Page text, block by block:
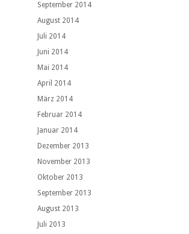
September 2014
August 2014
Juli 2014
Juni 2014
Mai 2014
April 2014
März 2014
Februar 2014
Januar 2014
Dezember 2013
November 2013
Oktober 2013
September 2013
August 2013
Juli 2013